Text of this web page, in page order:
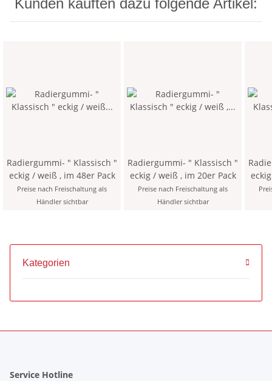
Radiergummi- " Klassisch "
eckig / weiß , im 48er Pack
Preise nach Freischaltung als
Händler sichtbar
Radiergummi- " Klassisch "
eckig / weiß , im 20er Pack
Preise nach Freischaltung als
Händler sichtbar
Kategorien
Service Hotline